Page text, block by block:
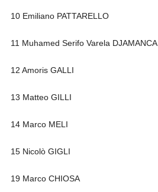
10 Emiliano PATTARELLO
11 Muhamed Serifo Varela DJAMANCA
12 Amoris GALLI
13 Matteo GILLI
14 Marco MELI
15 Nicolò GIGLI
19 Marco CHIOSA